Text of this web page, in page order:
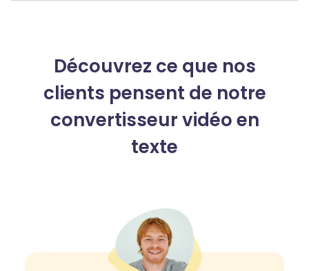
Découvrez ce que nos
clients pensent de notre
convertisseur vidéo en
texte